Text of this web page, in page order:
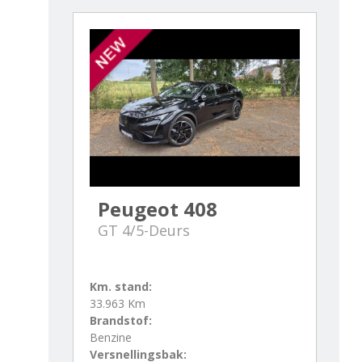
Peugeot 408
GT 4/5-Deurs
Km. stand:
33.963 Km
Brandstof:
Benzine
Versnellingsbak: